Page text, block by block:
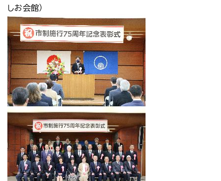
しお会館）